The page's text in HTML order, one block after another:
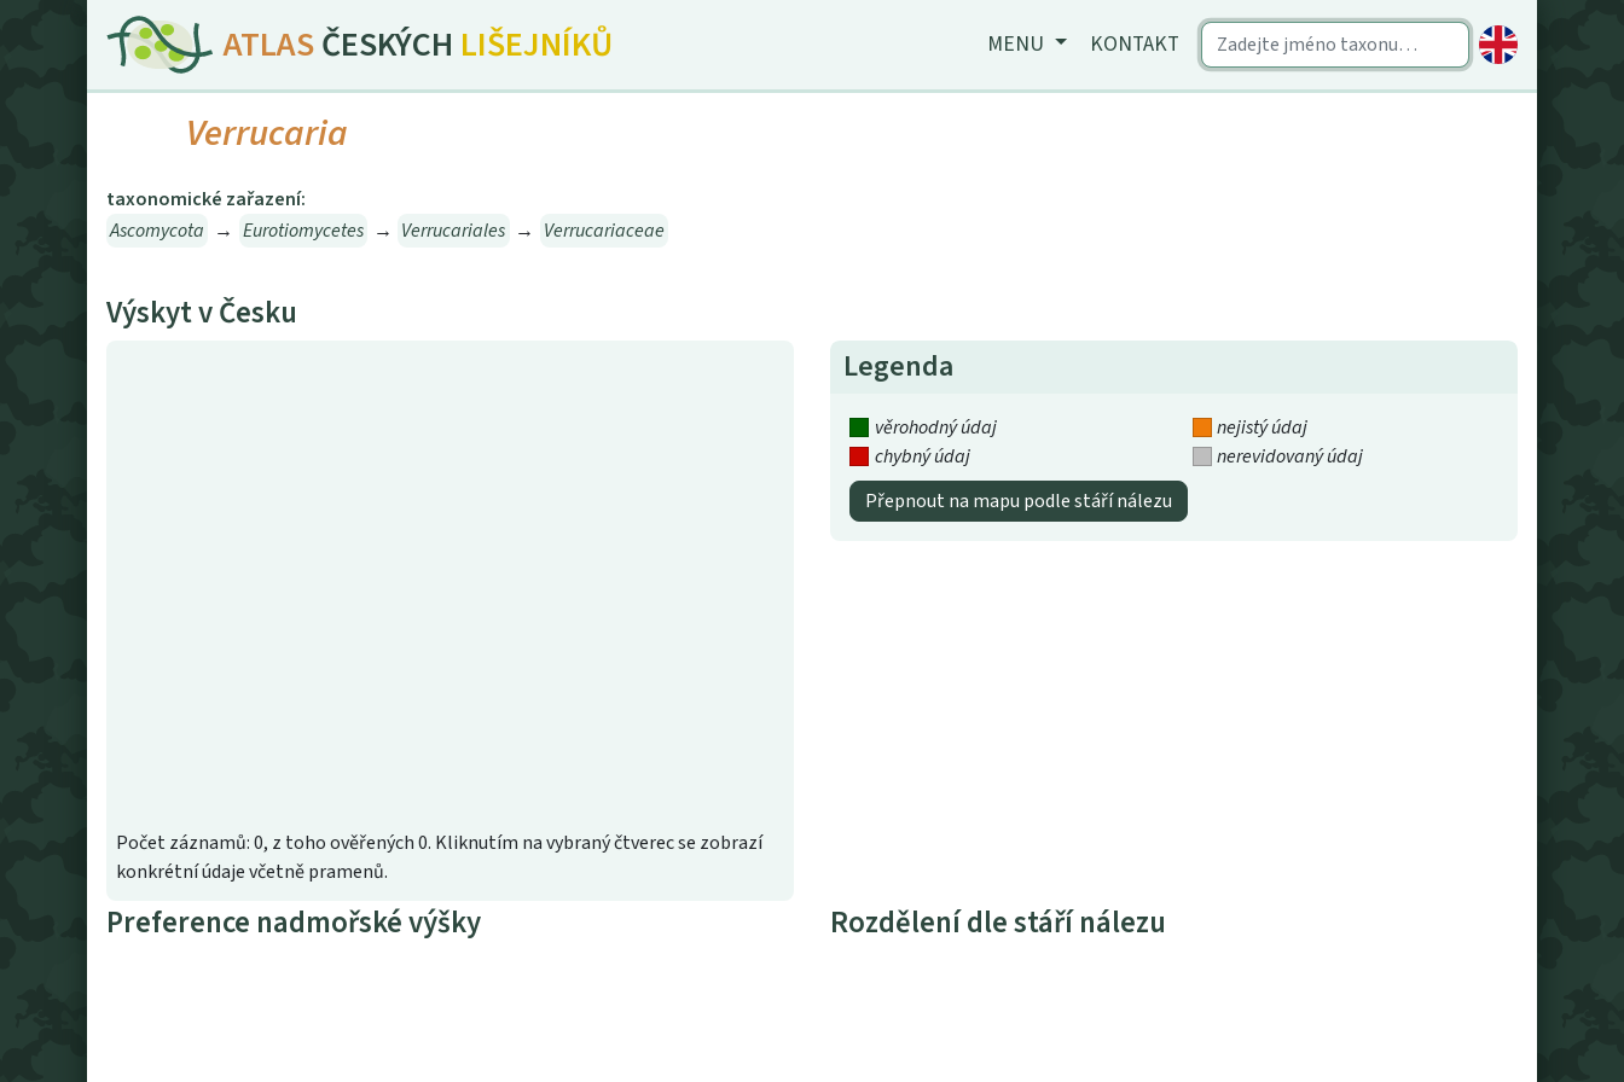
ATLASČESKÝCH LIŠEJNÍKŮ MENU KONTAKT
Verrucaria
taxonomické zařazení:
Ascomycota → Eurotiomycetes → Verrucariales → Verrucariaceae
Výskyt v Česku
Počet záznamů: 0, z toho ověřených 0. Kliknutím na vybraný čtverec se zobrazí
konkrétní údaje včetně pramenů.
Legenda
věrohodný údaj
nejistý údaj
chybný údaj
nerevidovaný údaj
Přepnout na mapu podle stáří nálezu
Preference nadmořské výšky Rozdělení dle stáří nálezu